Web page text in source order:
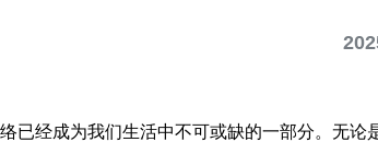
已经成为我们生活中不可或缺的一部分。无